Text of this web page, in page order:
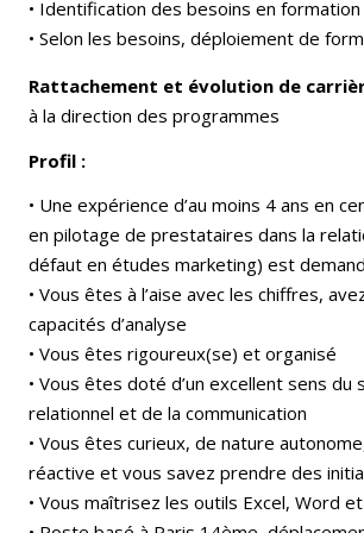
• Identification des besoins en formation
• Selon les besoins, déploiement de
Rattachement et évolution de
à la direction des programmes
Profil :
• Une expérience d’au moins 4 ans en
en pilotage de prestataires dans la
défaut en études marketing) est
• Vous êtes à l’aise avec les chiffres,
capacités d’analyse
• Vous êtes rigoureux(se) et organisé
• Vous êtes doté d’un excellent sens du
relationnel et de la communication
• Vous êtes curieux, de nature
réactive et vous savez prendre des
• Vous maîtrisez les outils Excel, Word